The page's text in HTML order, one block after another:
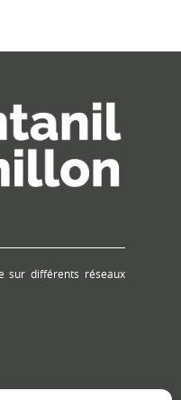
sur différents réseaux